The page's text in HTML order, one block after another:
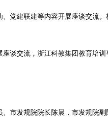
党建联建等内容开展座谈交流
谈交流，浙江科教集团教育培
市发规院院长陈晨，市发规院